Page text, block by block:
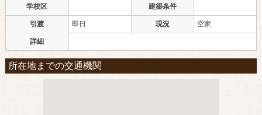
学校区 建築条件
引渡 即日 現況 空家
詳細
所在地までの交通機関